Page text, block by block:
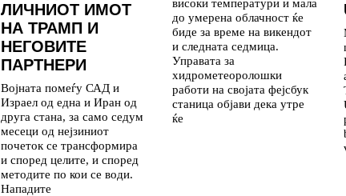
ЛИЧНИОТ ИМОТ
НА ТРАМП И
НЕГОВИТЕ
ПАРТНЕРИ
Војната помеѓу САД и
Израел од една и Иран од
друга стана, за само седум
месеци од нејзиниот
почеток се трансформира
и според целите, и според
методите по кои се води.
Нападите
до умерена облачност ќе
биде за време на викендот
и следната седмица.
Управата за
хидрометеоролошки
работи на својата фејсбук
станица објави дека утре
ќе